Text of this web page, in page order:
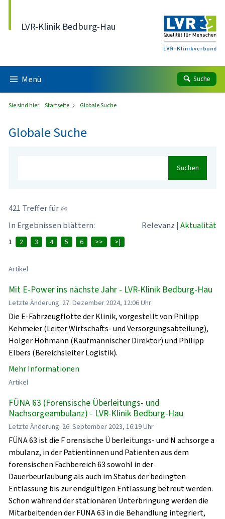
LVR-Klinik Bedburg-Hau
Menü Suche
Sie sind hier: Startseite Globale Suche
Globale Suche
Suchen
421 Treffer für »«
In Ergebnissen blättern:
Relevanz | Aktualität
1 2 3 4 5 6 >> >|
Artikel
Mit E-Power ins nächste Jahr - LVR-Klinik Bedburg-Hau
Letzte Änderung: 27. Dezember 2024, 12:06 Uhr
Die E-Fahrzeugflotte der Klinik, vorgestellt von Philipp
Kehmeier (Leiter Wirtschafts- und Versorgungsabteilung),
Holger Höhmann (Kaufmännischer Direktor) und Philipp
Elbers (Bereichsleiter Logistik).
Mehr Informationen
Artikel
FÜNA 63 (Forensische Überleitungs- und
Nachsorgeambulanz) - LVR-Klinik Bedburg-Hau
Letzte Änderung: 26. September 2023, 16:19 Uhr
FÜNA 63 ist die F orensische Ü berleitungs- und N achsorge a
mbulanz, in der Patientinnen und Patienten aus dem
forensischen Fachbereich 63 sowohl in der
Dauerbeurlaubung als auch im Status der bedingten
Entlassung bis zur endgültigen Entlassung betreut werden.
Schon während der stationären Unterbringung werden die
Mitarbeitenden der FÜNA 63 in die Behandlung integriert,